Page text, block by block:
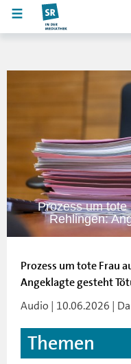
Prozess um tote
Rehlingen:
Prozess um tote Frau
Angeklagte gesteht
Audio | 10.06.2026 |
Themen